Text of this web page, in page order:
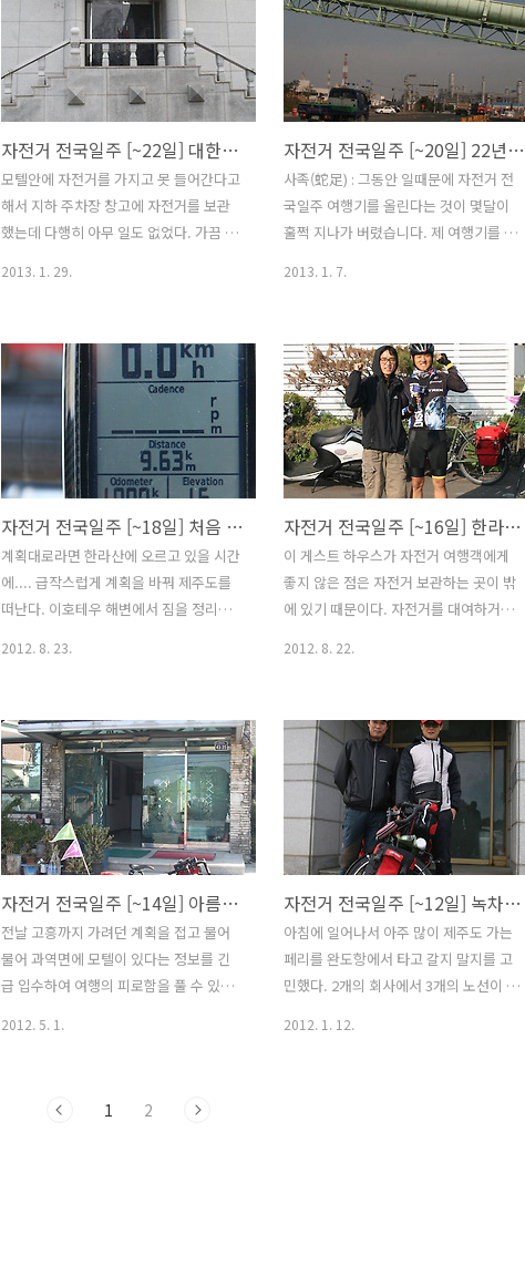
일전망대까지 걸어가야 한다. 도보로 이
동하기에는 부담스럽지 않은 거리이다.
마지막 주유소라하는데 정말일까? 왼쪽
이 길건너편 건물이 통일전망대를 가기
위한 출입신고를 하는 곳이다. 아무나 들
어갈 수 없는 민통선 지역이다 보니 검문
검색 및 보안이 철저하다. 통일전망대는
자전거가 들어갈 수 없기에 여기까지 버
스를 타고 왔다. 통일전망대까지는 따로
다. 가기 위해선 차량으..
고판 내지 안내파을 볼 수 있다. 간혹 재미
있는 경고내용도 있다. "초병 인근지역에
서의 과다한 노출 및 선정적 행위" 아무튼
아무리 죽고 못사는 사랑하는 애인사이일
지라도 이곳에서는 자제해야 할 것 같다.
사진 촬영을 하다가 재미난 광경을 봤다.
어떤 중년의 남성이 와이프에게 뭔가를
보여주기 위해 그런것인지 객이인지는 모
르겠으나 갑자기 승용차를 끌고 해변안으
면 쥐..
자전거 전국일주 [~22일] 대한민국 최고의 해맞이 장소 호미곶
모텔안에 자전거를 가지고 못 들어간다고
해서 지하 주차장 창고에 자전거를 보관
했는데 다행히 아무 일도 없었다. 가끔 이
다. 모텔주인이 믿고 맡기라고는 하지만
사실 믿음은 가지 않고 기분이 썩 좋지 않
다. 오늘은 부지런히 경주시내를 돌아볼
예정이다. 그 첫번째로 선덕여왕릉... 선
덕여왕은 신라 제 27대 왕으로 이름은 덕
만(德曼)이다. 시호는 선덕여대왕(善德
女大王)이고 성은 김씨이며 아버지는 진
평왕이다. 덕만의 아버지인 진평왕에게는
아들이 없어 왕위계승 하는데 문제가 있
었고, 딸인 덕만이 신라시대 첫 여왕이 되
었다. 덕만은 천성이 착하고 지혜로운 왕
2013. 1. 29.
자전거 전국일주 [~20일] 22년만에 찾은 경주 불국사
사족(蛇足) : 그동안 일때문에 자전거 전
국일주 여행기를 올린다는 것이 몇달이
훌쩍 지나가 버렸습니다. 제 여행기를 기
제 변할지 몰라요...^^) 그럼 끊어졌던 여
행기를 계속 이어가겠습니다. (2012년 08
월 30일에 작성했던 글을 4개월만에 작성
을 마쳤습니다. ) 추가 : 전날 사진 찍으면
서 ISO 감도를 800으로 해놓고 변경을 하
지 않은 상태로 오전까지 찍었습니다. 그
랬더니 사진 입자가 거칠어서 사진 품질
이 좋지 않습니다. 해변가를 돌아서 경주
로 들어갈까도 생각하다가 울산을 거쳐 7
번국도를 통해 경주로 가기로 결정하고
울산화학공단쪽으로 길을 들어섰다. (그
2013. 1. 7.
자전거 전국일주 [~18일] 처음 찾은 봉하마을
계획대로라면 한라산에 오르고 있을 시간
에.... 급작스럽게 계획을 바꿔 제주도를
떠난다. 이호테우 해변에서 짐을 정리하
완수했으니 실망하지 않는다. 동해쪽으로
올라가면 날씨가 추워질것으로 예상되어
침낭, 텐트, 코펠, 에어 매트리스등 야영
장비를 모두 우체국 택배를 통해서 집으
로 보냈다. 아쉽지만 여행 끝날때까지 찜
질방 아니면 모텔에서 자야 한다. 자전거
의 짐은 한결 가벼워졌고 오르막길을 오
를때 힘들지 않을 것 같다. 강원도에서 태
백산맥 넘어올때 많은 도움이 될거라 본
다. 제주시의 한 식당에서 간단하게 점심
을 먹고 제주항 근처에서 열리는 행사를
2012. 8. 23.
자전거 전국일주 [~16일] 한라산 1100고지 도저~언
이 게스트 하우스가 자전거 여행객에게
좋지 않은 점은 자전거 보관하는 곳이 밖
에 있기 때문이다. 자전거를 대여하거나
많은 자전거 여행객들이 찾지 않을까 하
는 생각을 해본다. 또 한가지 밖에 있는 자
전거 보관대는 외부에 완전히 노출이 되
어 있어 비와 이슬에 그대로 노출이 되어
있어 추후 자전거의 부식의 우려가 있기
도 하다. 어제 저녁 수현(오른쪽)이와 제
주도 올레길을 걷기 위해 왔다던 여행객
(오른쪽), 나 이렇게 3명이 함께 1차로 맥
주와 2차로 간단하게 근처 식당에서 술을
마셨다. 사람과 사람사이 떠나고 헤어지
는게 아쉽지만 이것이 여행자들의 숙명이
서 ..
2012. 8. 22.
자전거 전국일주 [~14일] 아름다운 보석 그 이름은 제주도
전날 고흥까지 가려던 계획을 접고 물어
물어 과역면에 모텔이 있다는 정보를 긴
급 입수하여 여행의 피로함을 풀 수 있었
피곤함을 몰고 다닐 필요는 없는 것이다.
2012. 5. 1.
자전거 전국일주 [~12일] 녹차의 고향 전남 보성
아침에 일어나서 아주 많이 제주도 가는
페리를 완도항에서 타고 갈지 말지를 고
민했다. 2개의 회사에서 3개의 노선이 있
2012. 1. 12.
1 2